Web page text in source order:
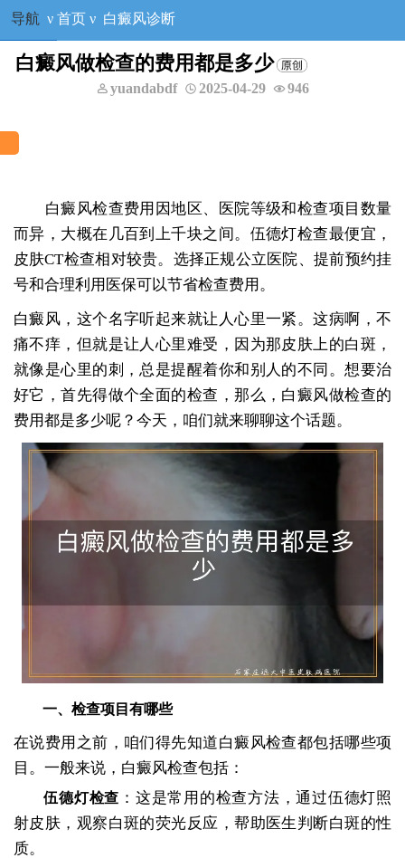
导航 ν 首页ν 白癜风诊断
白癜风做检查的费用都是多少
yuandabdf 2025-04-29 946
白癜风检查费用因地区、医院等级和检查项目数量
而异，大概在几百到上千块之间。伍德灯检查最便宜，
皮肤CT检查相对较贵。选择正规公立医院、提前预约挂
号和合理利用医保可以节省检查费用。
白癜风，这个名字听起来就让人心里一紧。这病啊，不
痛不痒，但就是让人心里难受，因为那皮肤上的白斑，
就像是心里的刺，总是提醒着你和别人的不同。想要治
好它，首先得做个全面的检查，那么，白癜风做检查的
费用都是多少呢？今天，咱们就来聊聊这个话题。
一、检查项目有哪些
在说费用之前，咱们得先知道白癜风检查都包括哪些项
目。一般来说，白癜风检查包括：
伍德灯检查 ：这是常用的检查方法，通过伍德灯照
射皮肤，观察白斑的荧光反应，帮助医生判断白斑的性
质。